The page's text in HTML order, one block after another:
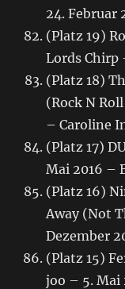
24. Februar
(Platz 19)
Lords Chirp
(Platz 18)
(Rock N
– Caroline
(Platz 17)
Mai 2016 –
(Platz 16)
Away (Not
Dezember
(Platz 15)
joo – 5. Mai